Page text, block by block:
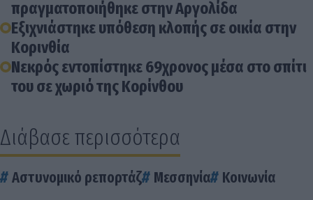
πραγματοποιήθηκε στην Αργολίδα
Εξιχνιάστηκε υπόθεση κλοπής σε οικία στην
Κορινθία
Νεκρός εντοπίστηκε 69χρονος μέσα στο σπίτι
του σε χωριό της Κορίνθου
Διάβασε περισσότερα
Αστυνομικό ρεπορτάζ Μεσσηνία Κοινωνία